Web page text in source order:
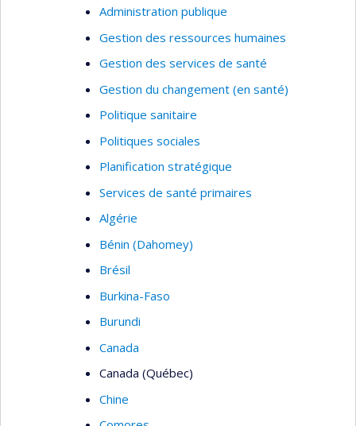
Administration publique
Gestion des ressources humaines
Gestion des services de santé
Gestion du changement (en santé)
Politique sanitaire
Politiques sociales
Planification stratégique
Services de santé primaires
Algérie
Bénin (Dahomey)
Brésil
Burkina-Faso
Burundi
Canada
Canada (Québec)
Chine